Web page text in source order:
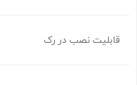
قابلیت نصب در رک